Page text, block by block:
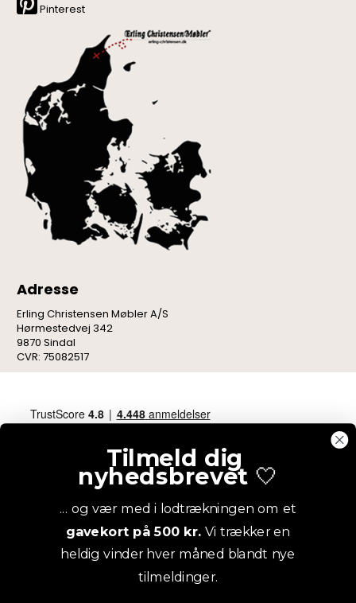
Pinterest
Adresse
Erling Christensen Møbler A/S
Hørmestedvej 342
9870 Sindal
CVR: 75082517
Tilmeld dig
nyhedsbrevet 🤍
... og vær med i lodtrækningen om et
gavekort på 500 kr. Vi trækker en
heldig vinder hver måned blandt nye
tilmeldinger.